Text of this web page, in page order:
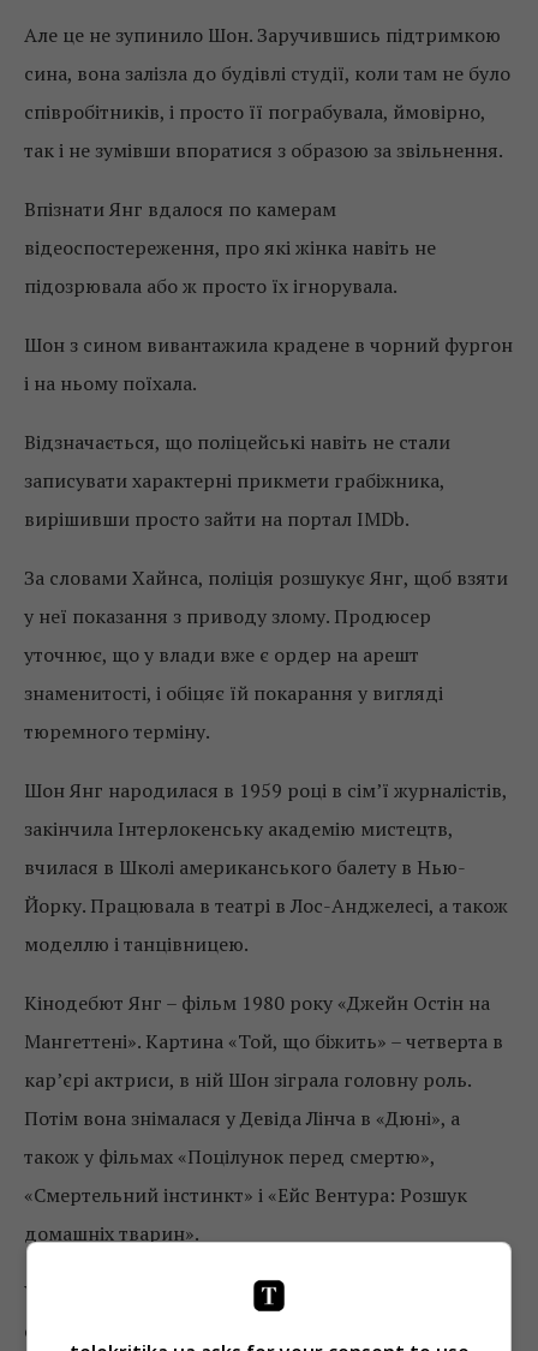
Але це не зупинило Шон. Заручившись підтримкою
сина, вона залізла до будівлі студії, коли там не було
співробітників, і просто її пограбувала, ймовірно,
так і не зумівши впоратися з образою за звільнення.
Впізнати Янг вдалося по камерам
відеоспостереження, про які жінка навіть не
підозрювала або ж просто їх ігнорувала.
Шон з сином вивантажила крадене в чорний фургон
і на ньому поїхала.
Відзначається, що поліцейські навіть не стали
записувати характерні прикмети грабіжника,
вирішивши просто зайти на портал IMDb.
За словами Хайнса, поліція розшукує Янг, щоб взяти
у неї показання з приводу злому. Продюсер
уточнює, що у влади вже є ордер на арешт
знаменитості, і обіцяє їй покарання у вигляді
тюремного терміну.
Шон Янг народилася в 1959 році в сім’ї журналістів,
закінчила Інтерлокенську академію мистецтв,
вчилася в Школі американського балету в Нью-
Йорку. Працювала в театрі в Лос-Анджелесі, а також
моделлю і танцівницею.
Кінодебют Янг – фільм 1980 року «Джейн Остін на
Мангеттені». Картина «Той, що біжить» – четверта в
кар’єрі актриси, в ній Шон зіграла головну роль.
Потім вона знімалася у Девіда Лінча в «Дюні», а
також у фільмах «Поцілунок перед смертю»,
«Смертельний інстинкт» і «Ейс Вентура: Розшук
домашніх тварин».
У минулому Шон Янг вже опинялася в центрі
скандалів. До початку 50-х років знаменитість